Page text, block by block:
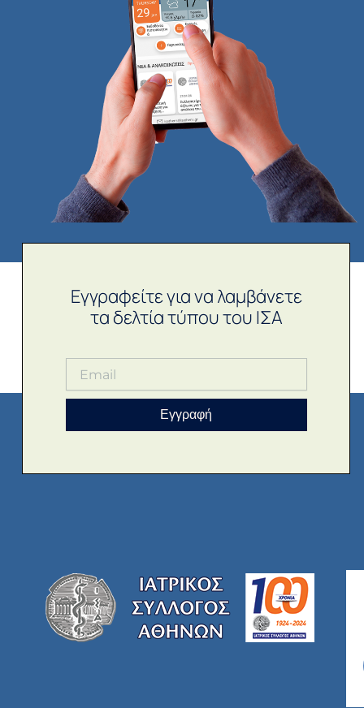
Εγγραφείτε για να λαμβάνετε
τα δελτία τύπου του ΙΣΑ
Εγγραφή